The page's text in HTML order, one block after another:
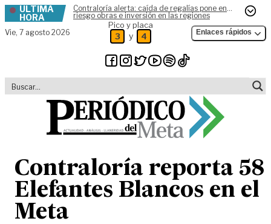
Skip to content
ÚLTIMA
HORA
Contraloría alerta: caída de regalías pone en
riesgo obras e inversión en las regiones
Vie, 7 agosto 2026
Pico y placa
3 y 4 Enlaces rápidos
Contraloría reporta 58
Elefantes Blancos en el
Meta